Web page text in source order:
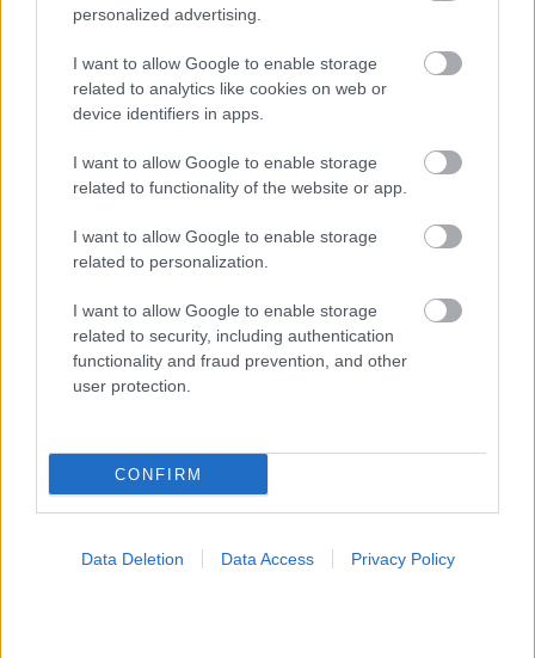
personalized advertising.
I want to allow Google to enable storage
related to analytics like cookies on web or
device identifiers in apps.
I want to allow Google to enable storage
related to functionality of the website or app.
I want to allow Google to enable storage
related to personalization.
I want to allow Google to enable storage
related to security, including authentication
functionality and fraud prevention, and other
user protection.
CONFIRM
Data Deletion Data Access Privacy Policy
Προσθήκη Σχολίου
ΣΗΜΕΡΑ ΣΤΟ IATRONET.GR